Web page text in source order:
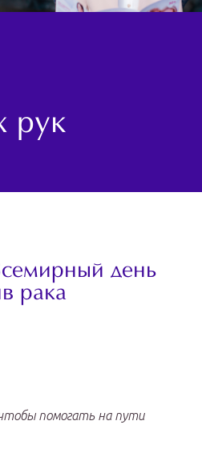
рук
день
рака
помогать на пути